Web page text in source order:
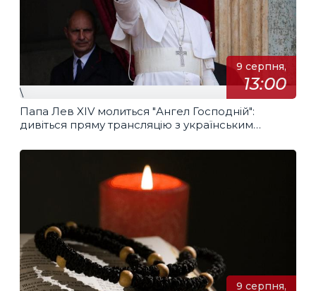
9 серпня,
13:00
\
Папа Лев XIV молиться "Ангел Господній":
дивіться пряму трансляцію з українським
9 серпня,